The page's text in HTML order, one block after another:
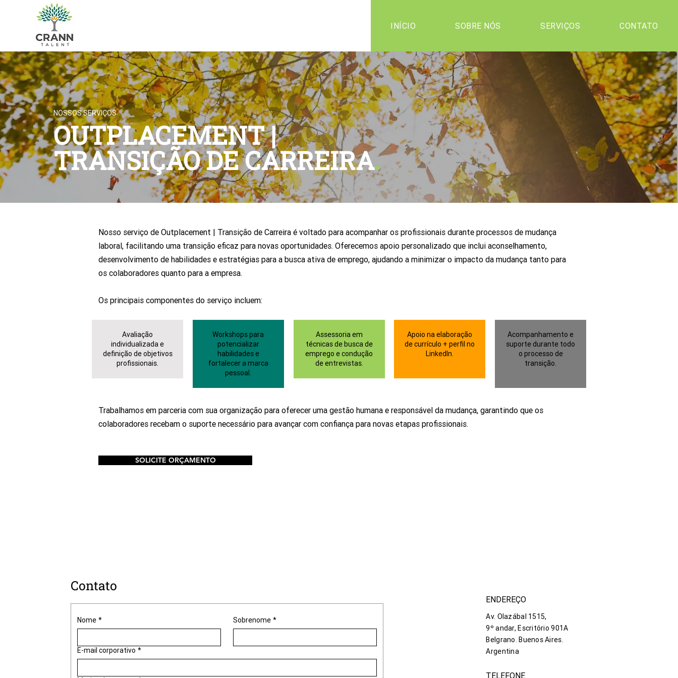
INÍCIO SOBRE NÓS SERVIÇOS CONTATO
NOSSOS SERVIÇOS
OUTPLACEMENT |
TRANSIÇÃO DE CARREIRA.
Nosso serviço de Outplacement | Transição de Carreira é voltado para acompanhar os profissionais durante processos de mudança
laboral, facilitando uma transição eficaz para novas oportunidades. Oferecemos apoio personalizado que inclui aconselhamento,
desenvolvimento de habilidades e estratégias para a busca ativa de emprego, ajudando a minimizar o impacto da mudança tanto para
os colaboradores quanto para a empresa.
Os principais componentes do serviço incluem:
Avaliação
individualizada e
definição de objetivos
profissionais.
Workshops para
potencializar
habilidades e
fortalecer a marca
pessoal.
Assessoria em
técnicas de busca de
emprego e condução
de entrevistas.
Apoio na elaboração
de currículo + perfil no
LinkedIn.
Acompanhamento e
suporte durante todo
o processo de
transição.
Trabalhamos em parceria com sua organização para oferecer uma gestão humana e responsável da mudança, garantindo que os
colaboradores recebam o suporte necessário para avançar com confiança para novas etapas profissionais.
SOLICITE ORÇAMENTO
Contato
Nome * Sobrenome *
E-mail corporativo *
ENDEREÇO
Av. Olazábal 1515,
9º andar, Escritório 901A
Belgrano. Buenos Aires.
Argentina
TELEFONE